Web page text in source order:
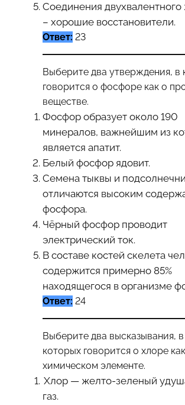
Соединения двухвалентного
– хорошие восстановители.
Ответ: 23
Выберите два утверждения, в
говорится о фосфоре как о
веществе.
Фосфор образует около 190
минералов, важнейшим из
является апатит.
Белый фосфор ядовит.
Семена тыквы и
отличаются высоким
фосфора.
Чёрный фосфор проводит
электрический ток.
В составе костей скелета
содержится примерно 85%
находящегося в организме
Ответ: 24
Выберите два высказывания, в
которых говорится о хлоре
химическом элементе.
Хлор — желто-⁠зеленый
газ.